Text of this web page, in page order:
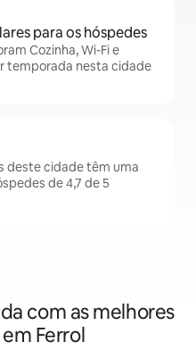
para os hóspedes
Cozinha, Wi-Fi e
temporada nesta cidade
deste cidade têm uma
de 4,7 de 5
com as melhores
Ferrol